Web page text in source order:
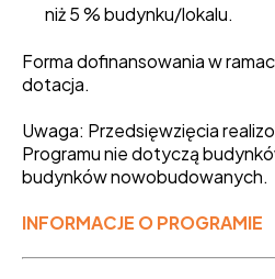
niż 5 % budynku/lokalu.
Forma dofinansowania w
dotacja.
Uwaga: Przedsięwzięcia
Programu nie dotyczą
budynków nowobudowanych.
INFORMACJE O PROGRAMIE